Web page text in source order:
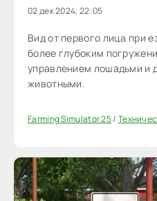
02 дек 2024, 22:05
Вид от первого лица при
более глубоким
управлением лошадьми и
животными.
Farming Simulator 25/